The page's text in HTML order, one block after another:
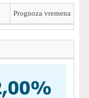
Prognoza vremena